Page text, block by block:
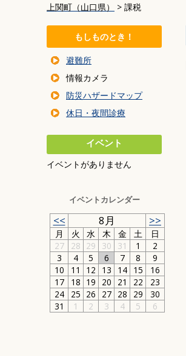
上関町（山口県） > 課税
もしものとき！
避難所
情報カメラ
防災ハザードマップ
休日・夜間診療
イベント
イベントがありません
イベントカレンダー
<< 8月 >>
月 火 水 木 金 土
日
27
28 29 30 31 1
2
3
4 5 6 7 8
9
10
11 12 13 14 15
16
17
18 19 20 21 22
23
24
25 26 27 28 29
30
31
1 2 3 4 5 6